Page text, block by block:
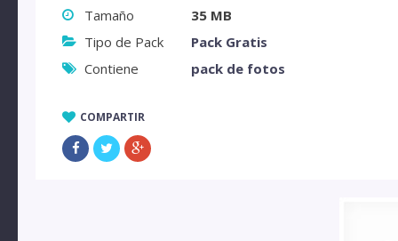
Tamaño
35 MB
Tipo de Pack
Pack Gratis
Contiene
pack de fotos
COMPARTIR